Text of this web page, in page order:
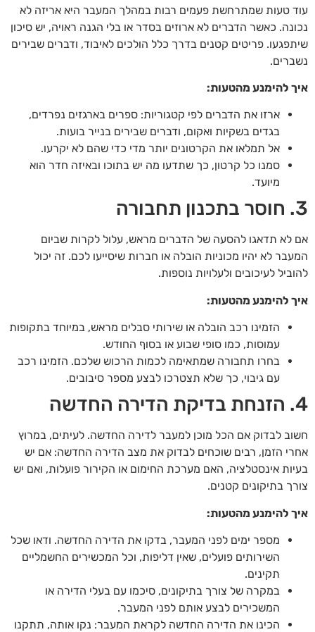
עוד טעות שמתרחשת פעמים רבות במהלך המעבר היא אריזה לא
נכונה. כאשר הדברים לא ארוזים בסדר או בלי הגנה ראויה, יש סיכון
שיתפגעו. פריטים קטנים בדרך כלל הולכים לאיבוד, ודברים שבירים
נשברים.
איך להימנע מהטעות:
ארזו את הדברים לפי קטגוריות: ספרים בארגזים נפרדים,
בגדים בשקיות ואקום, ודברים שבירים בנייר בועות.
אל תמלאו את הקרטונים יותר מדי כדי שהם לא יקרעו.
סמנו כל קרטון, כך שתדעו מה יש בתוכו ובאיזה חדר הוא
מיועד.
3. חוסר בתכנון תחבורה
אם לא תדאגו להסעה של הדברים מראש, עלול לקרות שביום
המעבר לא יהיו מכוניות הובלה או חברות שיסייעו לכם. זה יכול
להוביל לעיכובים ולעלויות נוספות.
איך להימנע מהטעות:
הזמינו רכב הובלה או שירותי סבלים מראש, במיוחד בתקופות
עמוסות, כמו סופי שבוע או בסוף החודש.
בחרו תחבורה שמתאימה לכמות הרכוש שלכם. הזמינו רכב
עם גיבוי, כך שלא תצטרכו לבצע מספר סיבובים.
4. הזנחת בדיקת הדירה החדשה
חשוב לבדוק אם הכל מוכן למעבר לדירה החדשה. לעיתים, במרוץ
אחרי הזמן, רבים שוכחים לבדוק את מצב הדירה החדשה: אם יש
בעיות אינסטלציה, האם מערכת החימום או הקירור פועלות, ואם יש
צורך בתיקונים קטנים.
איך להימנע מהטעות:
מספר ימים לפני המעבר, בדקו את הדירה החדשה. ודאו שכל
השירותים פועלים, שאין דליפות, וכל המכשירים החשמליים
תקינים.
במקרה של צורך בתיקונים, סיכמו עם בעלי הדירה או
המשכירים לבצע אותם לפני המעבר.
הכינו את הדירה החדשה לקראת המעבר: נקו אותה, תתקנו